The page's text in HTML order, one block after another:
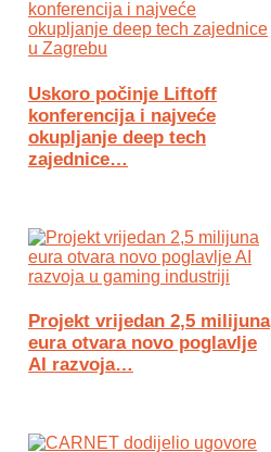
Uskoro počinje Liftoff
konferencija i najveće
okupljanje deep tech
zajednice…
Projekt vrijedan 2,5 milijuna
eura otvara novo poglavlje
AI razvoja…